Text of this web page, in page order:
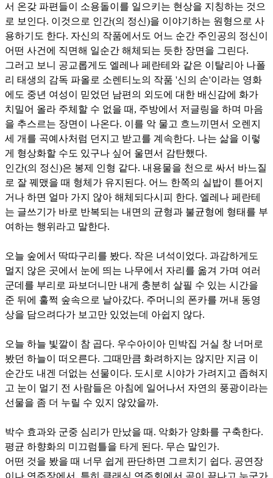
서 온갖 파편들이 소용돌이를 일으키는 현상을 지칭하는 것으
로 보인다. 이것으로 인간(의 정신)을 이야기하는 원형으로 사
용하기도 한다. 자신의 작품에서도 어느 순간 주인공의 정신이
어떤 사건에 직면해 일순간 해체되는 듯한 장면을 그린다.
그러고 보니 공교롭게도 엘레나 페란테와 같은 이탈리아 나폴
리 태생의 감독 파올로 소렌티노의 작품 '신의 손'이라는 영화
에도 중년 여성이 믿었던 남편의 외도에 대한 배신감에 화가
치밀어 올라 주체할 수 없을 때, 주방에서 저글링을 하며 마음
을 추스르는 장면이 나온다. 이를 악 물고 흐느끼면서 오렌지
세 개를 곡예사처럼 던지고 받고를 계속한다. 나는 삶을 이렇
게 형상화할 수도 있구나 싶어 울면서 감탄했다.
인간(의 정신)은 봉제 인형 같다. 내용물을 천으로 싸서 바느질
로 잘 꿰맸을 때 형체가 유지된다. 어느 한쪽의 실밥이 튿어지
거나 하면 얼마 가지 않아 해체되다시피 한다. 엘레나 페란테
는 글쓰기가 바로 반복되는 내면의 균형과 불균형에 형태를 부
여하는 행위라고 말한다.
오늘 숲에서 딱따구리를 봤다. 작은 녀석이었다. 과감하게도
멀지 않은 곳에서 눈에 띄는 나무에서 자리를 옮겨 가며 여러
군데를 부리로 파보더니만 내게 충분히 살필 수 있는 시간을
준 뒤에 훌쩍 숲속으로 날아갔다. 주머니의 폰카를 꺼내 동영
상을 담으려다가 보고만 있었는데 아쉽지 않다.
오늘 하늘 빛깔이 참 곱다. 우수아이아 민박집 거실 창 너머로
봤던 하늘이 떠오른다. 그때만큼 화려하지는 않지만 지금 이
순간도 내겐 더없는 선물이다. 도시로 시야가 가려지고 좁혀지
고 눈이 멀기 전 사람들은 아침에 일어나서 자연의 풍광이라는
선물을 좀 더 누릴 수 있지 않았을까.
박수 효과와 군중 심리가 만났을 때. 악화가 양화를 구축한다.
평균 하향화의 미끄럼틀을 타게 된다. 무슨 말인가.
어떤 것을 봤을 때 너무 쉽게 판단하면 그르치기 쉽다. 공연장
이나 연주장에서, 특히 클래식 연주회에서 곡이 끝나고 누군가